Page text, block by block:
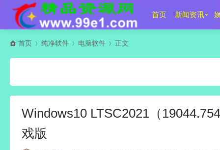
首页 新闻资讯
首页 纯净软件 电脑软件 正文
Windows10 LTSC2021（
戏版